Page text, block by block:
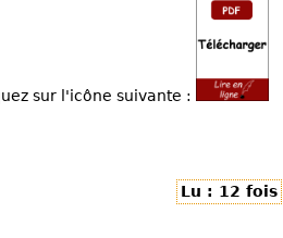
sur l'icône suivante :
Lu : 12 fois